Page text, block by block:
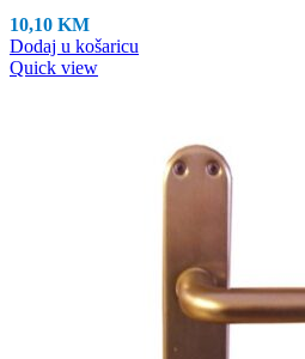
10,10 KM
Dodaj u košaricu
Quick view